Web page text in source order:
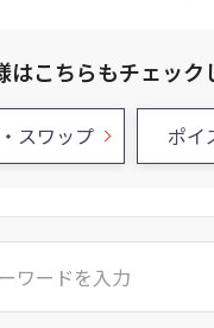
はこちらもチェック
スワップ ポイ